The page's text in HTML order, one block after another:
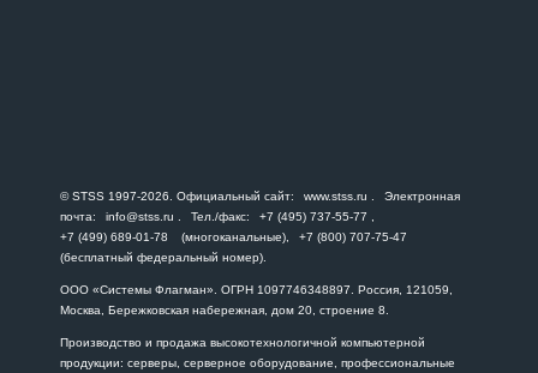
© STSS 1997-2026. Официальный сайт: www.stss.ru
. Электронная
почта: info@stss.ru . Тел./факс: +7 (495) 737-55-77
+7 (499) 689-01-78
(многоканальные), +7 (800) 707-75-47
(бесплатный федеральный номер).
ООО «Системы Флагман». ОГРН 1097746348897. Россия, 121059,
Москва, Бережковская набережная, дом 20, строение 8.
Производство и продажа высокотехнологичной компьютерной
продукции: серверы, серверное оборудование, профессиональные